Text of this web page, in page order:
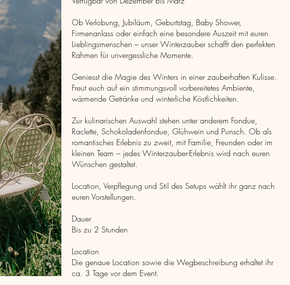
Ob Verlobung, Jubiläum, Geburtstag, Baby Shower,
Firmenanlass oder einfach eine besondere Auszeit mit euren
Lieblingsmenschen – unser Winterzauber schafft den perfekten
Rahmen für unvergessliche Momente.
Geniesst die Magie des Winters in einer zauberhaften Kulisse.
Freut euch auf ein stimmungsvoll vorbereitetes Ambiente,
wärmende Getränke und winterliche Köstlichkeiten.
Zur kulinarischen Auswahl stehen unter anderem Fondue,
Raclette, Schokoladenfondue, Glühwein und Punsch. Ob als
romantisches Erlebnis zu zweit, mit Familie, Freunden oder im
kleinen Team – jedes Winterzauber-Erlebnis wird nach euren
Wünschen gestaltet.
Location, Verpflegung und Stil des Setups wählt ihr ganz nach
euren Vorstellungen.
Dauer
Bis zu 2 Stunden
Location
Die genaue Location sowie die Wegbeschreibung erhaltet ihr
ca. 3 Tage vor dem Event.